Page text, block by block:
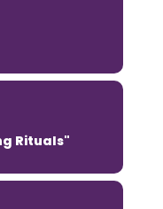
Rituals"